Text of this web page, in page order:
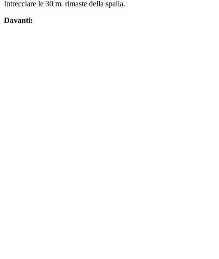
Intrecciare le 30 m. rimaste della spalla.
Davanti: